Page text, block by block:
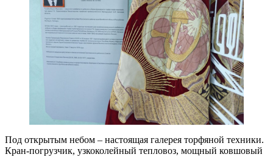
Под открытым небом – настоящая галерея торфяной техники.
Кран-погрузчик, узкоколейный тепловоз, мощный ковшовый